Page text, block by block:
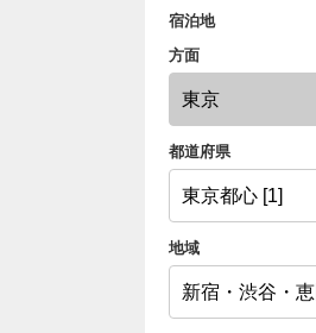
宿泊地
方面
都道府県
地域